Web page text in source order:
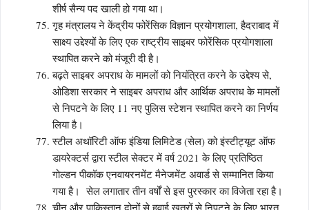
शीर्ष सैन्य पद खाली हो गया था।
गृह मंत्रालय ने केंद्रीय फोरेंसिक विज्ञान प्रयोगशाला, हैदराबाद में
साक्ष्य उद्देश्यों के लिए एक राष्ट्रीय साइबर फोरेंसिक प्रयोगशाला
स्थापित करने को मंजूरी दी है।
बढ़ते साइबर अपराध के मामलों को नियंत्रित करने के उद्देश्य से,
ओडिशा सरकार ने साइबर अपराध और आर्थिक अपराध के मामलों
से निपटने के लिए 11 नए पुलिस स्टेशन स्थापित करने का निर्णय
लिया है।
स्टील अथॉरिटी ऑफ इंडिया लिमिटेड (सेल) को इंस्टीट्यूट ऑफ
डायरेक्टर्स द्वारा स्टील सेक्टर में वर्ष 2021 के लिए प्रतिष्ठित
गोल्डन पीकॉक एनवायरनमेंट मैनेजमेंट अवार्ड से सम्मानित किया
गया है। सेल लगातार तीन वर्षों से इस पुरस्कार का विजेता रहा है।